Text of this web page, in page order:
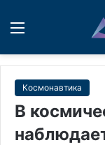
Космонавтика
В